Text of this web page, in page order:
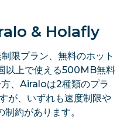
& Holafly
限プラン、無料のホット
以上で使える500MB無料
、Airaloは2種類のプラ
が、いずれも速度制限や
約があります。